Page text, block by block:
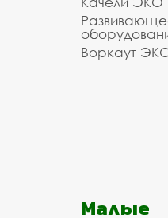
Воркаут
Малые